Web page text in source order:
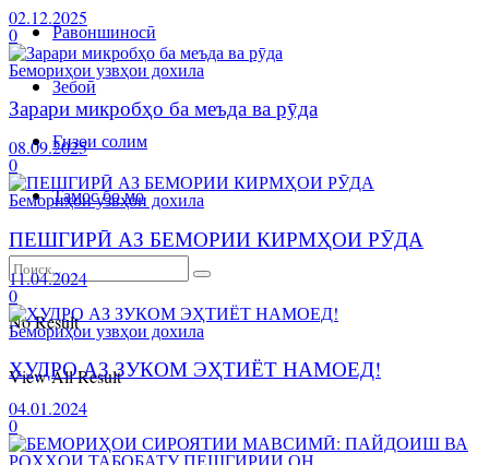
Равоншиносӣ
Зебоӣ
Ғизои солим
Тамос бо мо
No Result
View All Result
02.12.2025
0
Бемориҳои узвҳои дохила
Зарари микробҳо ба меъда ва рӯда
08.09.2025
0
Бемориҳои узвҳои дохила
ПЕШГИРӢ АЗ БЕМОРИИ КИРМҲОИ РӮДА
11.04.2024
0
Бемориҳои узвҳои дохила
ХУДРО АЗ ЗУКОМ ЭҲТИЁТ НАМОЕД!
04.01.2024
0